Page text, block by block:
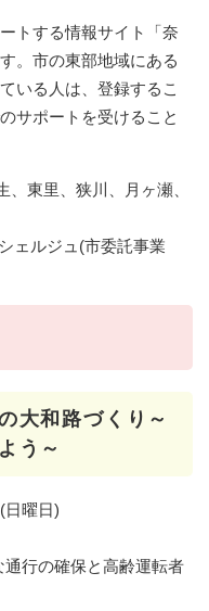
トする情報サイト「奈
。市の東部地域にある
いる人は、登録するこ
サポートを受けること
東里、狭川、月ヶ瀬、
ェルジュ(市委託事業
大和路づくり～
う～
曜日)
行の確保と高齢運転者